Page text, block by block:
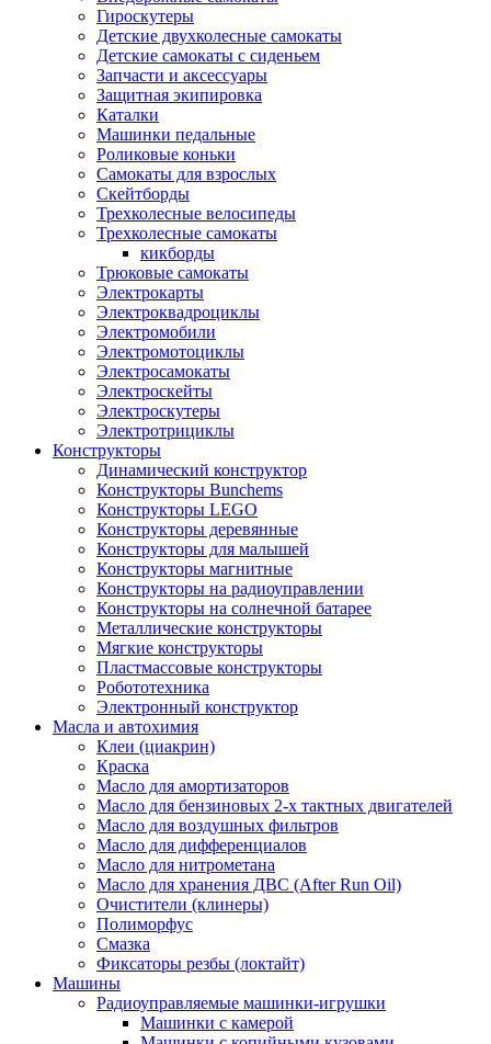
Гироскутеры
Детские двухколесные самокаты
Детские самокаты с сиденьем
Запчасти и аксессуары
Защитная экипировка
Каталки
Машинки педальные
Роликовые коньки
Самокаты для взрослых
Скейтборды
Трехколесные велосипеды
Трехколесные самокаты
кикборды
Трюковые самокаты
Электрокарты
Электроквадроциклы
Электромобили
Электромотоциклы
Электросамокаты
Электроскейты
Электроскутеры
Электротрициклы
Конструкторы
Динамический конструктор
Конструкторы Bunchems
Конструкторы LEGO
Конструкторы деревянные
Конструкторы для малышей
Конструкторы магнитные
Конструкторы на радиоуправлении
Конструкторы на солнечной батарее
Металлические конструкторы
Мягкие конструкторы
Пластмассовые конструкторы
Робототехника
Электронный конструктор
Масла и автохимия
Клеи (циакрин)
Краска
Масло для амортизаторов
Масло для бензиновых 2-х тактных двигателей
Масло для воздушных фильтров
Масло для дифференциалов
Масло для нитрометана
Масло для хранения ДВС (After Run Oil)
Очистители (клинеры)
Полиморфус
Смазка
Фиксаторы резбы (локтайт)
Машины
Радиоуправляемые машинки-игрушки
Машинки с камерой